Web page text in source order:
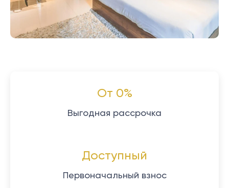
От 0%
Выгодная рассрочка
Доступный
Первоначальный взнос